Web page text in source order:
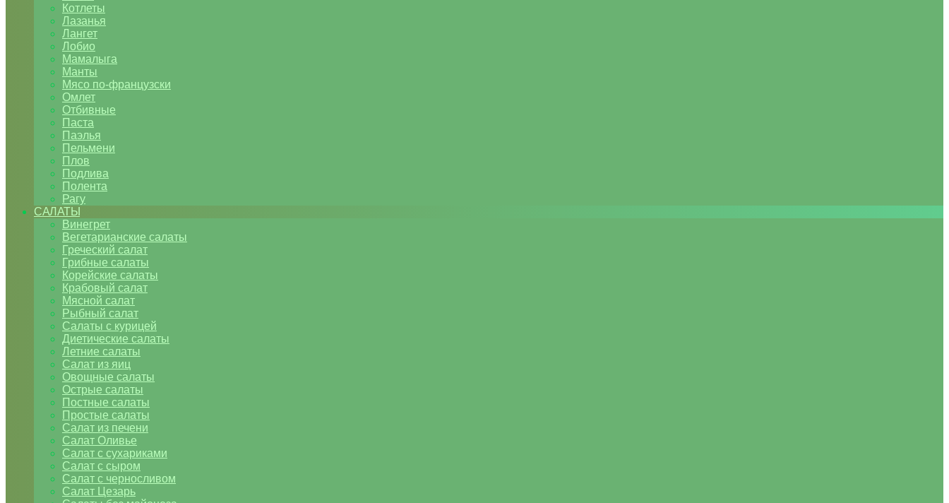
Котлеты
Лазанья
Лангет
Лобио
Мамалыга
Манты
Мясо по-французски
Омлет
Отбивные
Паста
Паэлья
Пельмени
Плов
Подлива
Полента
Рагу
САЛАТЫ
Винегрет
Вегетарианские салаты
Греческий салат
Грибные салаты
Корейские салаты
Крабовый салат
Мясной салат
Рыбный салат
Салаты с курицей
Диетические салаты
Летние салаты
Салат из яиц
Овощные салаты
Острые салаты
Постные салаты
Простые салаты
Салат из печени
Салат Оливье
Салат с сухариками
Салат с сыром
Салат с черносливом
Салат Цезарь